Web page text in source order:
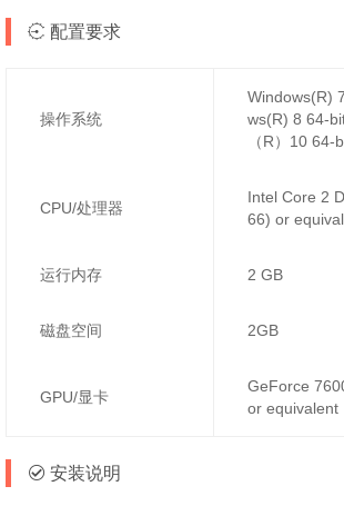
配置要求
操作系统
Windows(R)
ws(R) 8 64-
（R）10 64-
CPU/处理器
Intel Core 2
66) or
运行内存 2 GB
磁盘空间 2GB
GPU/显卡
GeForce
or equivalent
安装说明